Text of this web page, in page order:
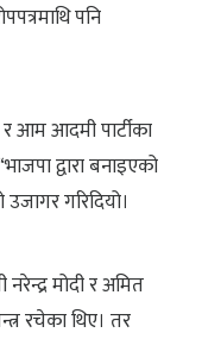
पनि
आम आदमी पार्टीका
द्वारा बनाइएको
गरिदियो।
नरेन्द्र मोदी र अमित
रचेका थिए। तर